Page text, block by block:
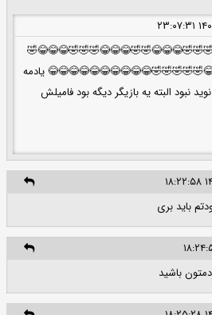
یادمه
نبود البته یه بازیگر دیگه بود فامیلش
باید بری
باشید